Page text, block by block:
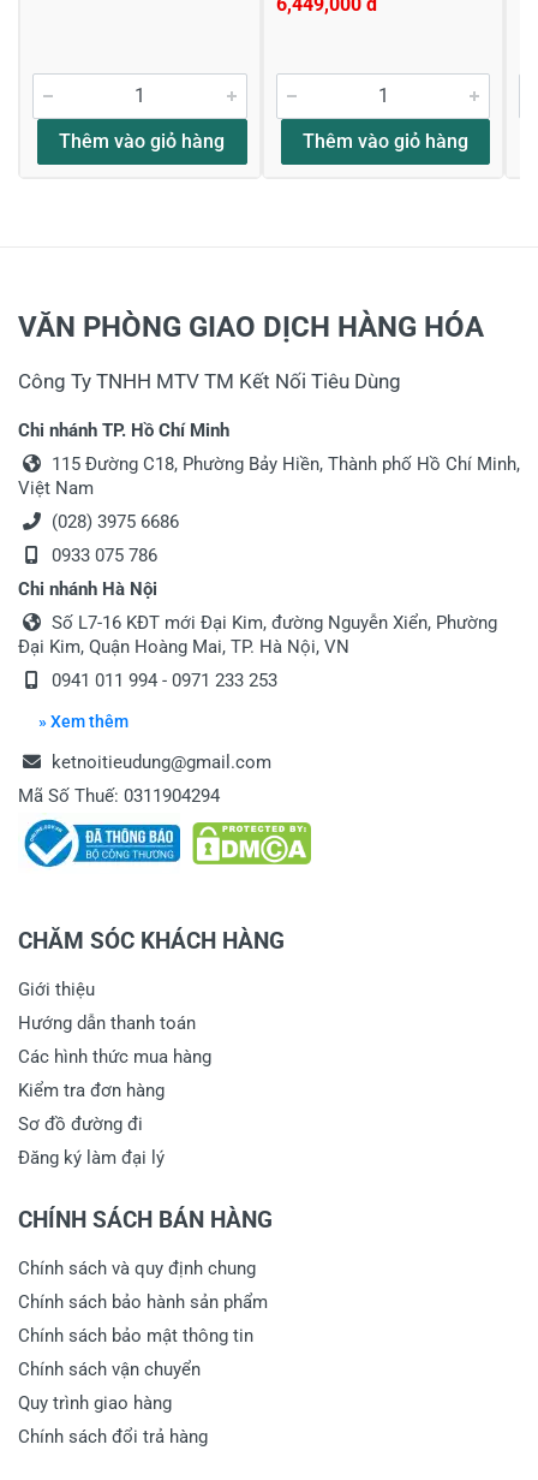
Thêm vào giỏ hàng
6,449,000 đ
Thêm vào giỏ hàng
VĂN PHÒNG GIAO DỊCH HÀNG HÓA
Công Ty TNHH MTV TM Kết Nối Tiêu Dùng
Chi nhánh TP. Hồ Chí Minh
115 Đường C18, Phường Bảy Hiền, Thành phố Hồ Chí Minh,
Việt Nam
(028) 3975 6686
0933 075 786
Chi nhánh Hà Nội
Số L7-16 KĐT mới Đại Kim, đường Nguyễn Xiển, Phường
Đại Kim, Quận Hoàng Mai, TP. Hà Nội, VN
0941 011 994 - 0971 233 253
» Xem thêm
ketnoitieudung@gmail.com
Mã Số Thuế: 0311904294
CHĂM SÓC KHÁCH HÀNG
Giới thiệu
Hướng dẫn thanh toán
Các hình thức mua hàng
Kiểm tra đơn hàng
Sơ đồ đường đi
Đăng ký làm đại lý
CHÍNH SÁCH BÁN HÀNG
Chính sách và quy định chung
Chính sách bảo hành sản phẩm
Chính sách bảo mật thông tin
Chính sách vận chuyển
Quy trình giao hàng
Chính sách đổi trả hàng